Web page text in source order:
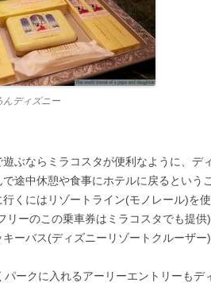
んディズニー
ぶならミラコスタが便利なように、デ
途中休憩や食事にホテルに戻るという
くにはリゾートライン(モノレール)を
リーのこの乗車券はミラコスタでも提供)
ーバス(ディズニーリゾートクルーザー)
パークに入れるアーリーエントリーも